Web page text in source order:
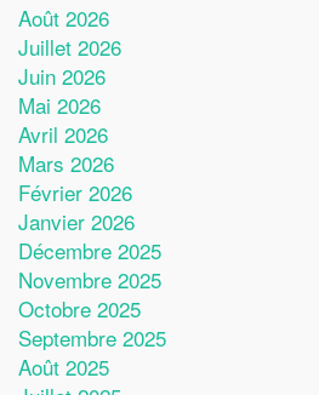
Août 2026
Juillet 2026
Juin 2026
Mai 2026
Avril 2026
Mars 2026
Février 2026
Janvier 2026
Décembre 2025
Novembre 2025
Octobre 2025
Septembre 2025
Août 2025